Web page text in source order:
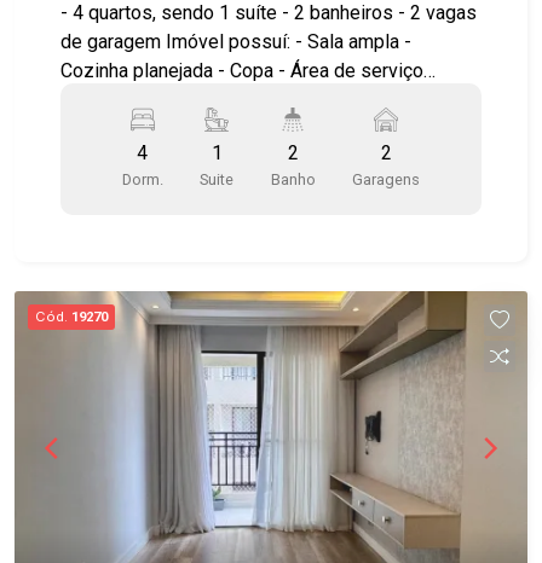
- 4 quartos, sendo 1 suíte - 2 banheiros - 2 vagas
de garagem Imóvel possuí: - Sala ampla -
Cozinha planejada - Copa - Área de serviço
basculante Casa térrea, bem arejada, iluminada,
próximo ao INPE e Embraer. Agende sua visita!
#imobiliaria #geraçãoimóveis #casavenda
4
Dorm.
1
Suite
2
Banho
2
Garagens
Cód. 19270